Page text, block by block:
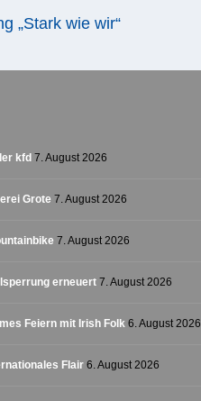
„Stark wie wir“
kfd 7. August 2026
Grote 7. August 2026
7. August 2026
erneuert 7. August 2026
Feiern mit Irish Folk 6. August 2026
Flair 6. August 2026